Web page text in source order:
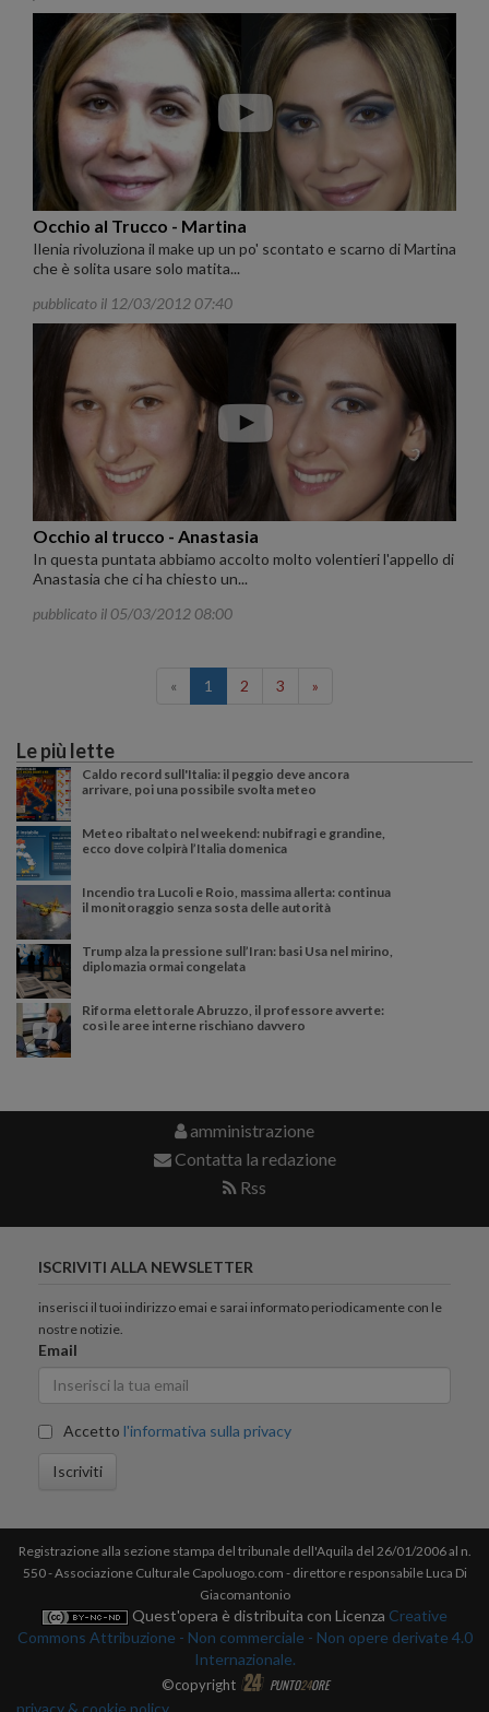
Occhio al Trucco - Martina
Ilenia rivoluziona il make up un po' scontato e scarno di Martina
che è solita usare solo matita...
pubblicato il 12/03/2012 07:40
Occhio al trucco - Anastasia
In questa puntata abbiamo accolto molto volentieri l'appello di
Anastasia che ci ha chiesto un...
pubblicato il 05/03/2012 08:00
« 1 2 3 »
Le più lette
Caldo record sull'Italia: il peggio deve ancora
arrivare, poi una possibile svolta meteo
Meteo ribaltato nel weekend: nubifragi e grandine,
ecco dove colpirà l’Italia domenica
Incendio tra Lucoli e Roio, massima allerta: continua
il monitoraggio senza sosta delle autorità
Trump alza la pressione sull’Iran: basi Usa nel mirino,
diplomazia ormai congelata
Riforma elettorale Abruzzo, il professore avverte:
così le aree interne rischiano davvero
amministrazione
Contatta la redazione
Rss
ISCRIVITI ALLA NEWSLETTER
inserisci il tuoi indirizzo emai e sarai informato periodicamente con le
nostre notizie.
Email
Accetto l'informativa sulla privacy
Iscriviti
Registrazione alla sezione stampa del tribunale dell'Aquila del 26/01/2006 al n.
550 - Associazione Culturale Capoluogo.com - direttore responsabile Luca Di
Giacomantonio
Quest'opera è distribuita con Licenza Creative
Commons Attribuzione - Non commerciale - Non opere derivate 4.0
Internazionale.
©copyright PUNTO24ORE
privacy & cookie policy